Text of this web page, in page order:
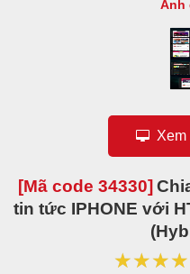
Ảnh
Xem
[Mã code 34330]
tin tức IPHONE với